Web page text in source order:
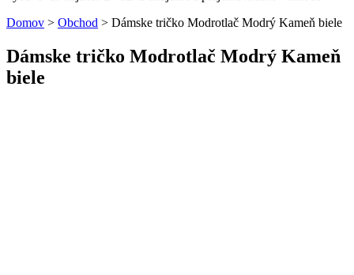
Domov > Obchod > Dámske tričko Modrotlač Modrý Kameň biele
Dámske tričko Modrotlač Modrý Kameň
biele